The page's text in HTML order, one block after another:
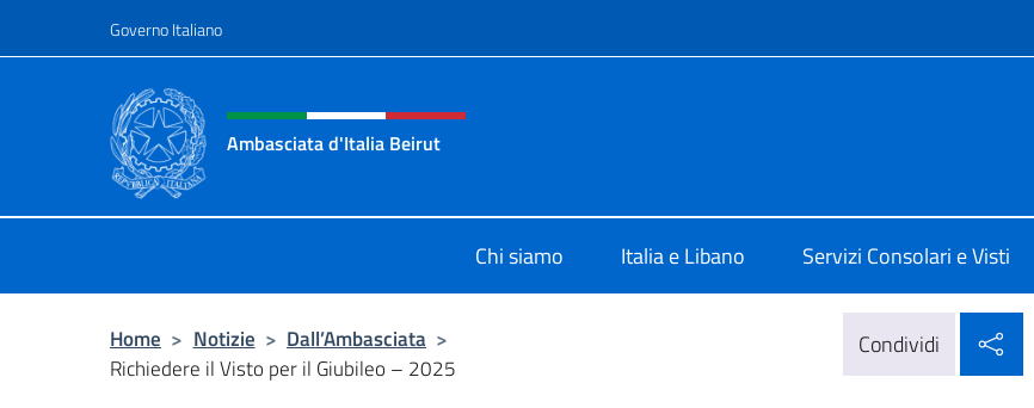
Governo Italiano
Intestazione sito, social e menù
Ambasciata d'Italia Beirut
Chi siamo Italia e Libano Servizi Consolari e Visti
Home > Notizie > Dall’Ambasciata >
Richiedere il Visto per il Giubileo – 2025
Condividi